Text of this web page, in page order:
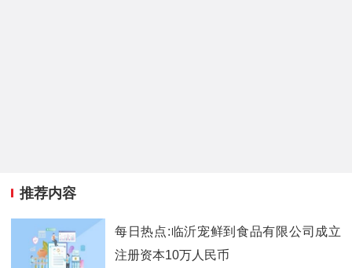
推荐内容
每日热点:临沂宠鲜到食品有限公司成立
注册资本10万人民币